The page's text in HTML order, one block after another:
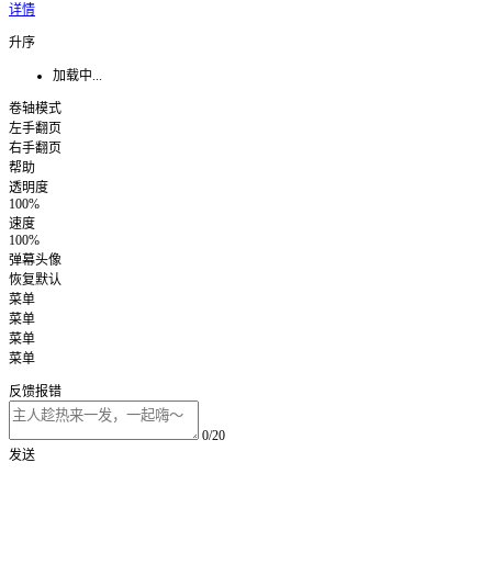
详情
升序
加载中...
卷轴模式
左手翻页
右手翻页
帮助
透明度
100%
速度
100%
弹幕头像
恢复默认
菜单
菜单
菜单
菜单
反馈报错
0/20
发送